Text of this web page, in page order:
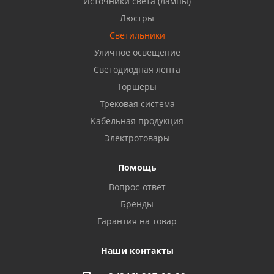
Бузулук, ул. Октябрьская, 24
Балаково, ул. Комарова, 55
Октябрьский, ул. Свердлова, 28
Азнакаево, ул. Булгар, 2. ТЦ "Акчарлак"
Стерлитамак, ул. Вокзальная, 13
Люстры
Светильники
Уличное освещение
Светодиодная лента
Торшеры
Трековая система
Кабельная продукция
Электротовары
Помощь
Вопрос-ответ
Бренды
Гарантия на товар
Наши контакты